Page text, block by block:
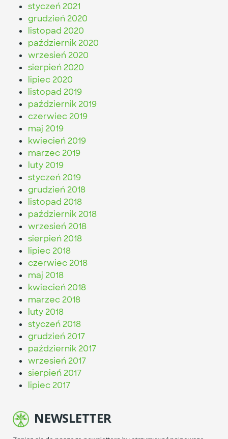
styczeń 2021
grudzień 2020
listopad 2020
październik 2020
wrzesień 2020
sierpień 2020
lipiec 2020
listopad 2019
październik 2019
czerwiec 2019
maj 2019
kwiecień 2019
marzec 2019
luty 2019
styczeń 2019
grudzień 2018
listopad 2018
październik 2018
wrzesień 2018
sierpień 2018
lipiec 2018
czerwiec 2018
maj 2018
kwiecień 2018
marzec 2018
luty 2018
styczeń 2018
grudzień 2017
październik 2017
wrzesień 2017
sierpień 2017
lipiec 2017
NEWSLETTER